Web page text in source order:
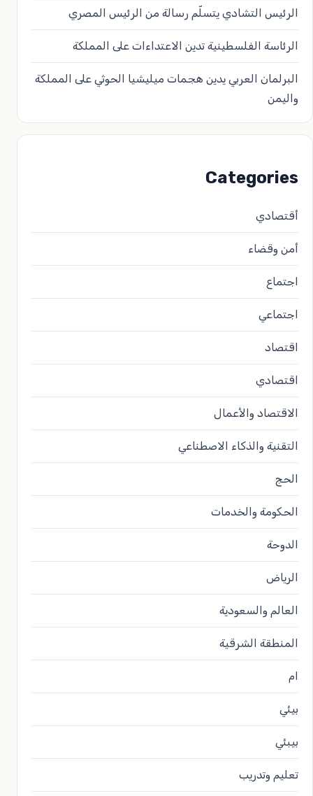
الرئيس التشادي يتسلّم رسالة من الرئيس المصري
الرئاسة الفلسطينية تدين الاعتداءات على المملكة
البرلمان العربي يدين هجمات ميليشيا الحوثي على المملكة
واليمن
Categories
أقتصادي
أمن وقضاء
اجتماع
اجتماعي
اقتصاد
اقتصادي
الاقتصاد والأعمال
التقنية والذكاء الاصطناعي
الحج
الحكومة والخدمات
الدوحة
الرياض
العالم والسعودية
المنطقة الشرقية
ام
بيئي
بيبئي
تعليم وتدريب